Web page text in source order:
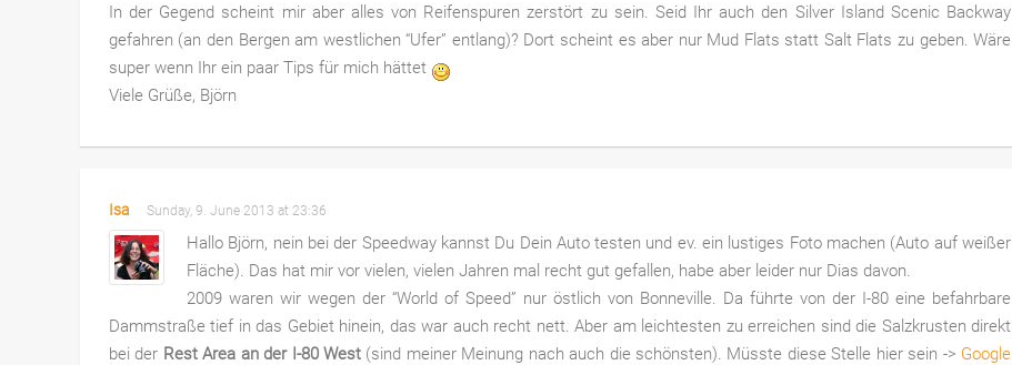
In der Gegend scheint mir aber alles von Reifenspuren zerstört zu sein. Seid Ihr auch den Silver Island Scenic Backway
gefahren (an den Bergen am westlichen “Ufer” entlang)? Dort scheint es aber nur Mud Flats statt Salt Flats zu geben. Wäre
super wenn Ihr ein paar Tips für mich hättet
Viele Grüße, Björn
Isa Sunday, 9. June 2013 at 23:36
Hallo Björn, nein bei der Speedway kannst Du Dein Auto testen und ev. ein lustiges Foto machen (Auto auf weißer
Fläche). Das hat mir vor vielen, vielen Jahren mal recht gut gefallen, habe aber leider nur Dias davon.
2009 waren wir wegen der “World of Speed” nur östlich von Bonneville. Da führte von der I-80 eine befahrbare
Dammstraße tief in das Gebiet hinein, das war auch recht nett. Aber am leichtesten zu erreichen sind die Salzkrusten direkt
bei der Rest Area an der I-80 West(sind meiner Meinung nach auch die schönsten). Müsste diese Stelle hier sein -> Google